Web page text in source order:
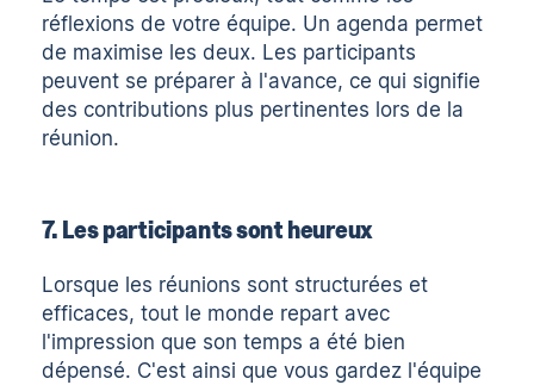
réflexions de votre équipe. Un agenda permet
de maximise les deux. Les participants
peuvent se préparer à l'avance, ce qui signifie
des contributions plus pertinentes lors de la
réunion.
7. Les participants sont heureux
Lorsque les réunions sont structurées et
efficaces, tout le monde repart avec
l'impression que son temps a été bien
dépensé. C'est ainsi que vous gardez l'équipe